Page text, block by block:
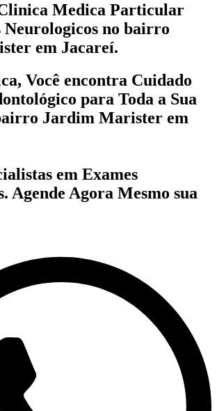
Medica Particular
Neurologicos no bairro
em Jacareí.
Você encontra Cuidado
para Toda a Sua
Jardim Marister em
em Exames
. Agende Agora Mesmo sua